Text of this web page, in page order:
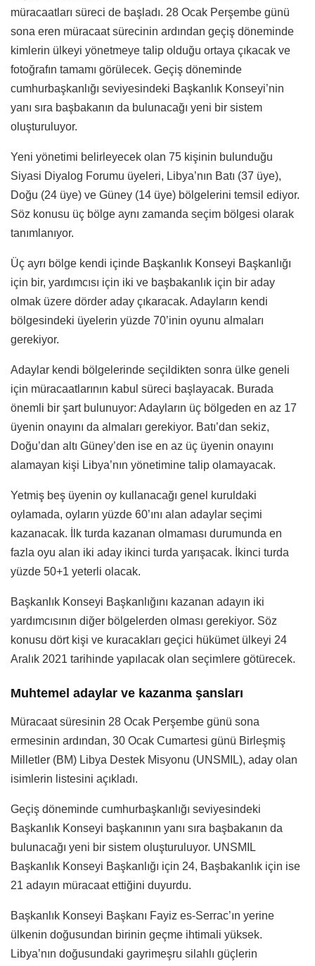
müracaatları süreci de başladı. 28 Ocak Perşembe günü
sona eren müracaat sürecinin ardından geçiş döneminde
kimlerin ülkeyi yönetmeye talip olduğu ortaya çıkacak ve
fotoğrafın tamamı görülecek. Geçiş döneminde
cumhurbaşkanlığı seviyesindeki Başkanlık Konseyi’nin
yanı sıra başbakanın da bulunacağı yeni bir sistem
oluşturuluyor.
Yeni yönetimi belirleyecek olan 75 kişinin bulunduğu
Siyasi Diyalog Forumu üyeleri, Libya’nın Batı (37 üye),
Doğu (24 üye) ve Güney (14 üye) bölgelerini temsil ediyor.
Söz konusu üç bölge aynı zamanda seçim bölgesi olarak
tanımlanıyor.
Üç ayrı bölge kendi içinde Başkanlık Konseyi Başkanlığı
için bir, yardımcısı için iki ve başbakanlık için bir aday
olmak üzere dörder aday çıkaracak. Adayların kendi
bölgesindeki üyelerin yüzde 70’inin oyunu almaları
gerekiyor.
Adaylar kendi bölgelerinde seçildikten sonra ülke geneli
için müracaatlarının kabul süreci başlayacak. Burada
önemli bir şart bulunuyor: Adayların üç bölgeden en az 17
üyenin onayını da almaları gerekiyor. Batı’dan sekiz,
Doğu’dan altı Güney’den ise en az üç üyenin onayını
alamayan kişi Libya’nın yönetimine talip olamayacak.
Yetmiş beş üyenin oy kullanacağı genel kuruldaki
oylamada, oyların yüzde 60’ını alan adaylar seçimi
kazanacak. İlk turda kazanan olmaması durumunda en
fazla oyu alan iki aday ikinci turda yarışacak. İkinci turda
yüzde 50+1 yeterli olacak.
Başkanlık Konseyi Başkanlığını kazanan adayın iki
yardımcısının diğer bölgelerden olması gerekiyor. Söz
konusu dört kişi ve kuracakları geçici hükümet ülkeyi 24
Aralık 2021 tarihinde yapılacak olan seçimlere götürecek.
Muhtemel adaylar ve kazanma şansları
Müracaat süresinin 28 Ocak Perşembe günü sona
ermesinin ardından, 30 Ocak Cumartesi günü Birleşmiş
Milletler (BM) Libya Destek Misyonu (UNSMIL), aday olan
isimlerin listesini açıkladı.
Geçiş döneminde cumhurbaşkanlığı seviyesindeki
Başkanlık Konseyi başkanının yanı sıra başbakanın da
bulunacağı yeni bir sistem oluşturuluyor. UNSMIL
Başkanlık Konseyi Başkanlığı için 24, Başbakanlık için ise
21 adayın müracaat ettiğini duyurdu.
Başkanlık Konseyi Başkanı Fayiz es-Serrac’ın yerine
ülkenin doğusundan birinin geçme ihtimali yüksek.
Libya’nın doğusundaki gayrimeşru silahlı güçlerin